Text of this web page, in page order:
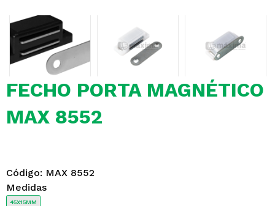
FECHO PORTA MAGNÉTICO
MAX 8552
Código: MAX 8552
Medidas
45X15MM